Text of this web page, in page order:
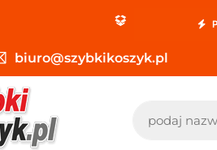
PROMOCJA:
biuro@szybkikoszyk.pl